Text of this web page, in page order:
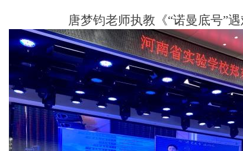
唐梦钧老师执教《“诺曼底号”